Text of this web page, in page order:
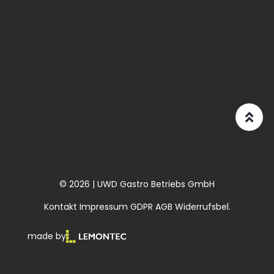
© 2026 | UWD Gastro Betriebs GmbH
Kontakt Impressum GDPR AGB Widerrufsbel.
made by